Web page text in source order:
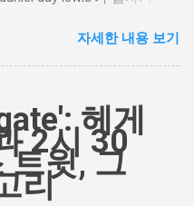
람들의 입에 오르내리는 걸까
고 로비가 제작하고 주연을
지만 그 이면에는 '연기'라
갈망과, 완벽주의를 향한
겨져 있습니다. Photo by
Unsplash 폭풍의 언덕, 그
불씨 최근 몇 주 동안 영화
자세한 내용 보기
헤게
2시 30
트윗, 그
리